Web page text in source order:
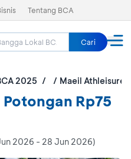
Tentang BCA
Cari
2025 Maeil Athleisure
Rp75
2026 - 28 Jun 2026)